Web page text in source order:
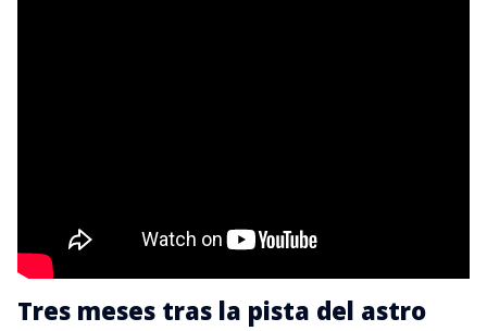
Tres meses tras la pista del astro